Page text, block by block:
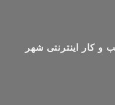
کار اینترنتی شهر